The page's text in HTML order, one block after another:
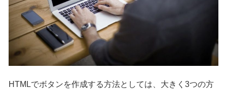
HTMLでボタンを作成する方法としては、大きく3つの方